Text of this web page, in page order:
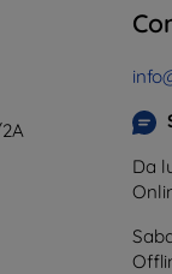
Da